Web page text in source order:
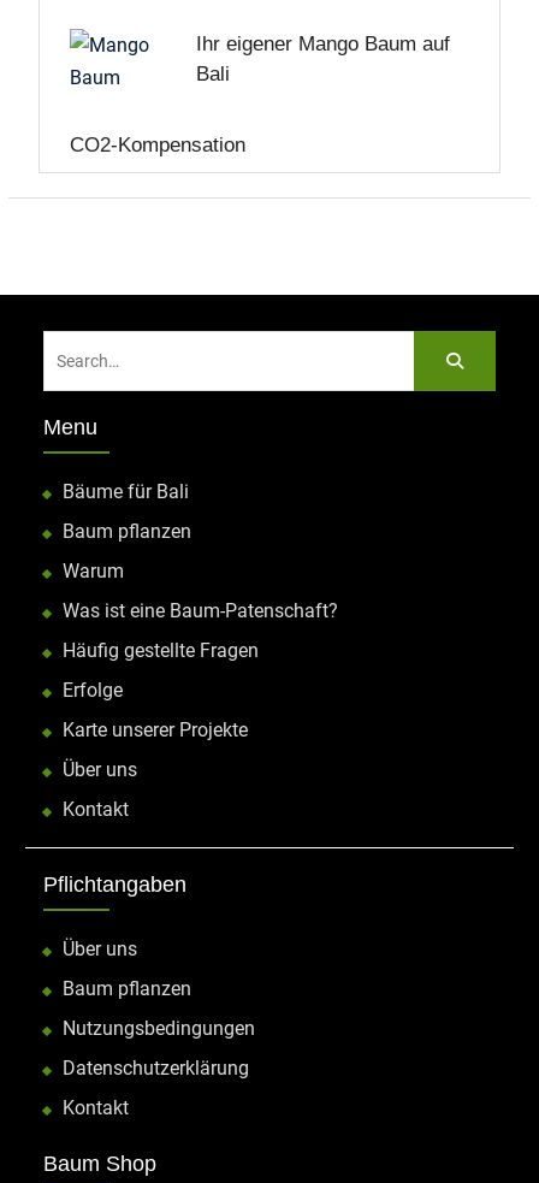
Ihr eigener Mango Baum auf
Bali
CO2-Kompensation
Menu
Bäume für Bali
Baum pflanzen
Warum
Was ist eine Baum-Patenschaft?
Häufig gestellte Fragen
Erfolge
Karte unserer Projekte
Über uns
Kontakt
Pflichtangaben
Über uns
Baum pflanzen
Nutzungsbedingungen
Datenschutzerklärung
Kontakt
Baum Shop